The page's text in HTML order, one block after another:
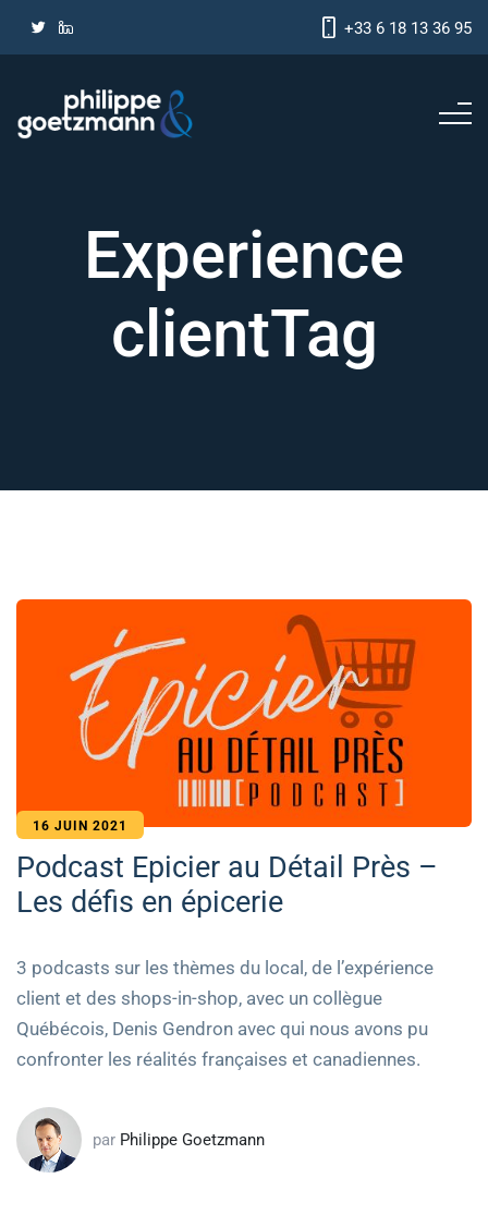
+33 6 18 13 36 95
Experience
clientTag
16 JUIN 2021
Podcast Epicier au Détail Près –
Les défis en épicerie
3 podcasts sur les thèmes du local, de l’expérience
client et des shops-in-shop, avec un collègue
Québécois, Denis Gendron avec qui nous avons pu
confronter les réalités françaises et canadiennes.
par Philippe Goetzmann